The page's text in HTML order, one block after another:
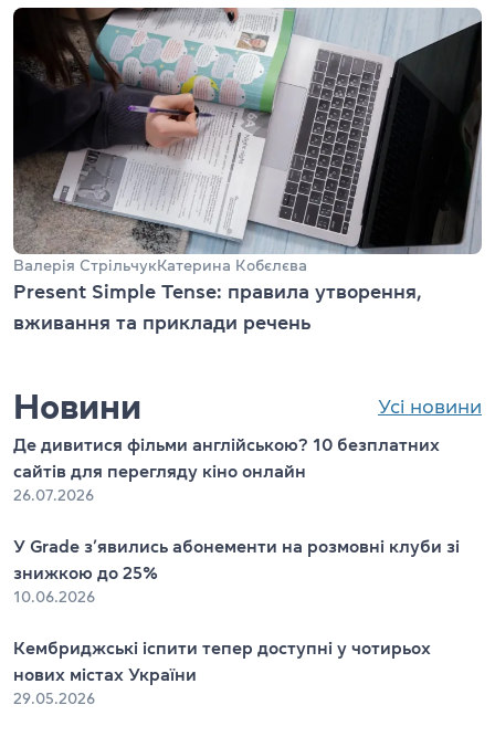
Валерія Стрільчук Катерина Кобєлєва
Present Simple Tense: правила утворення,
вживання та приклади речень
Новини Усі новини
Де дивитися фільми англійською? 10 безплатних
сайтів для перегляду кіно онлайн
26.07.2026
У Grade з’явились абонементи на розмовні клуби зі
знижкою до 25%
10.06.2026
Кембриджські іспити тепер доступні у чотирьох
нових містах України
29.05.2026